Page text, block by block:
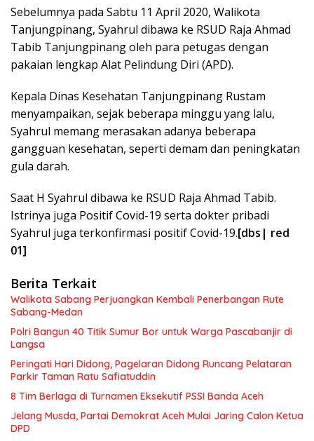
Sebelumnya pada Sabtu 11 April 2020, Walikota
Tanjungpinang, Syahrul dibawa ke RSUD Raja Ahmad
Tabib Tanjungpinang oleh para petugas dengan
pakaian lengkap Alat Pelindung Diri (APD).
Kepala Dinas Kesehatan Tanjungpinang Rustam
menyampaikan, sejak beberapa minggu yang lalu,
Syahrul memang merasakan adanya beberapa
gangguan kesehatan, seperti demam dan peningkatan
gula darah.
Saat H Syahrul dibawa ke RSUD Raja Ahmad Tabib.
Istrinya juga Positif Covid-19 serta dokter pribadi
Syahrul juga terkonfirmasi positif Covid-19.[dbs| red
01]
Berita Terkait
Walikota Sabang Perjuangkan Kembali Penerbangan Rute
Sabang-Medan
Polri Bangun 40 Titik Sumur Bor untuk Warga Pascabanjir di
Langsa
Peringati Hari Didong, Pagelaran Didong Runcang Pelataran
Parkir Taman Ratu Safiatuddin
8 Tim Berlaga di Turnamen Eksekutif PSSI Banda Aceh
Jelang Musda, Partai Demokrat Aceh Mulai Jaring Calon Ketua
DPD